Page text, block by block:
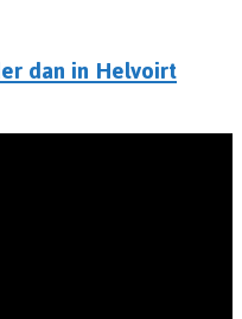
dan in Helvoirt